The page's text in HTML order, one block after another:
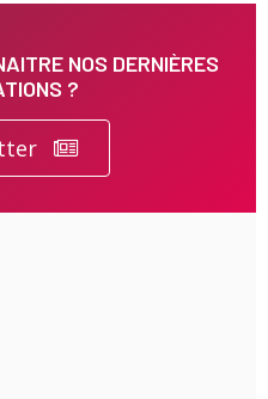
NOS DERNIÈRES
?